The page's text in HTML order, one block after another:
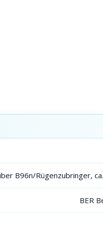
B96n/Rügenzubringer,
BER